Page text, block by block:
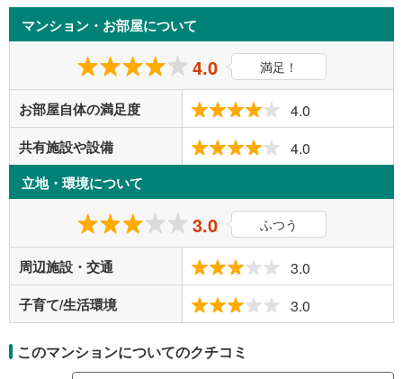
マンション・お部屋について
4.0 満足！
お部屋自体の満足度 4.0
共有施設や設備 4.0
立地・環境について
3.0 ふつう
周辺施設・交通 3.0
子育て/生活環境 3.0
このマンションについてのクチコミ